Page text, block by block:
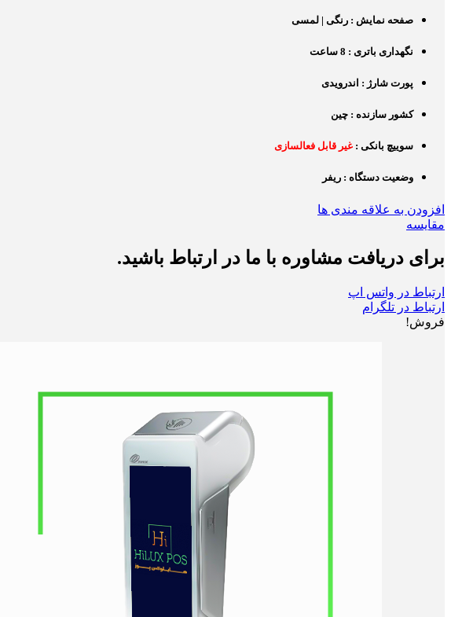
صفحه نمایش : رنگی | لمسی
نگهداری باتری : 8 ساعت
پورت شارژ : اندرویدی
کشور سازنده : چین
سوییچ بانکی : غیر قابل فعالسازی
وضعیت دستگاه : ریفر
افزودن به علاقه مندی ها
مقایسه
برای دریافت مشاوره با ما در ارتباط باشید.
ارتباط در واتس اپ
ارتباط در تلگرام
فروش!